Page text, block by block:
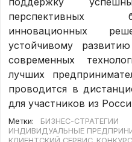
перспективных
инновационных
устойчивому
современных
лучших
проводится в
для участников из
Метки:
БИЗНЕС-СТРАТЕГИИ
ИНДИВИДУАЛЬНЫЕ